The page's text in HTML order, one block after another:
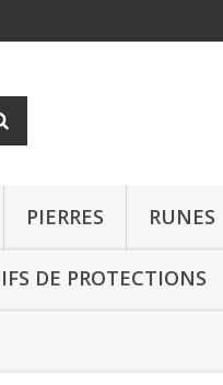
PIERRES RUNES
DE PROTECTIONS